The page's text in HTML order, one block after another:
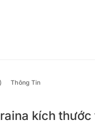
Thông Tin
kích